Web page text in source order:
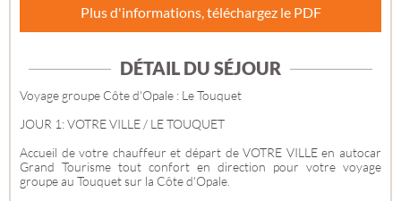
Plus d'informations, téléchargez le PDF
DÉTAIL DU SÉJOUR
Voyage groupe Côte d'Opale : Le Touquet
JOUR 1: VOTRE VILLE / LE TOUQUET
Accueil de votre chauffeur et départ de VOTRE VILLE en autocar
Grand Tourisme tout confort en direction pour votre voyage
groupe au Touquet sur la Côte d'Opale.